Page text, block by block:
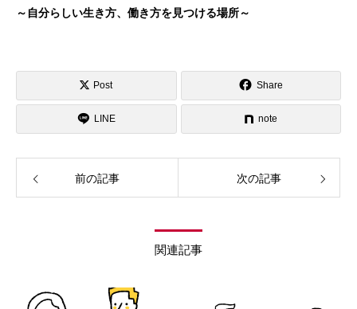
～自分らしい生き方、働き方を見つける場所～
Post Share
LINE note
前の記事 次の記事
関連記事